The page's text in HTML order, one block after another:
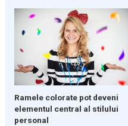
Ramele colorate pot deveni
elementul central al stilului
personal